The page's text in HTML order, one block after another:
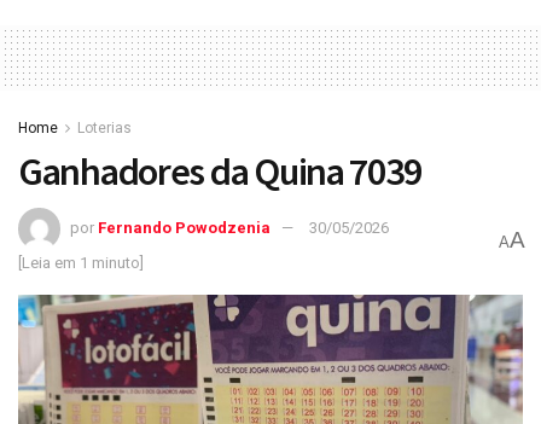
Home Loterias
Ganhadores da Quina 7039
por Fernando Powodzenia
30/05/2026
[Leia em 1 minuto]
AA